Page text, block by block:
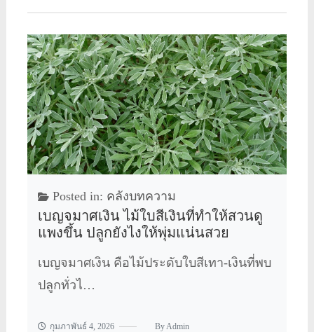
Posted in: คลังบทความ
เบญจมาศเงิน ไม้ใบสีเงินที่ทำให้สวนดู
แพงขึ้น ปลูกยังไงให้พุ่มแน่นสวย
เบญจมาศเงิน คือไม้ประดับใบสีเทา-เงินที่พบ
ปลูกทั่วไ…
กุมภาพันธ์ 4, 2026 ByAdmin